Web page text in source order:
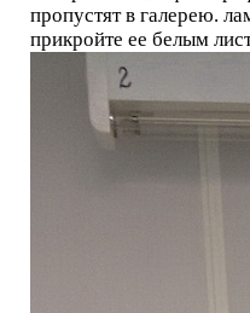
пропустят в галерею.
прикройте ее белым